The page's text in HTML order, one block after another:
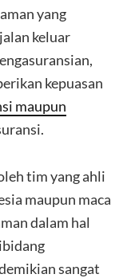
yang
keluar
kepuasan
maupun
tim yang ahli
maupun maca
dalam hal
sangat